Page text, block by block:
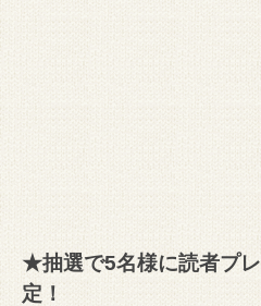
★抽選で5名様に読者プ
定！